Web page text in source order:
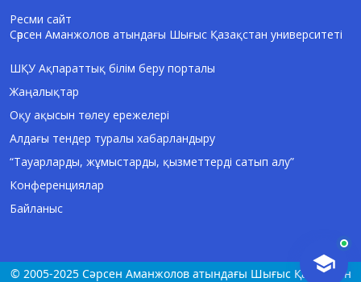
Ресми сайт
Сәрсен Аманжолов атындағы Шығыс Қазақстан университеті
ШҚУ Ақпараттық білім беру порталы
Жаңалықтар
Оқу ақысын төлеу ережелері
Алдағы тендер туралы хабарландыру
“Тауарларды, жұмыстарды, қызметтерді сатып алу”
Конференциялар
Байланыс
© 2005-2025 Сәрсен Аманжолов атындағы Шығыс Қазақстан
AI-Talapker
Сәлем! Мен AI-Talapker — Сәрсен
Аманжолов атындағы Шығыс Қазақстан
университеті (ШҚУ) көмекшісімін.
Бакалавриат, магистратура, докторантура